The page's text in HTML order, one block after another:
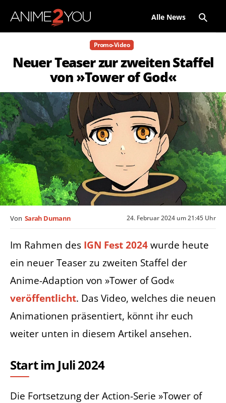
Alle News
Promo-Video
Neuer Teaser zur zweiten Staffel
von »Tower of God«
24. Februar 2024 um 21:45 Uhr
Von Sarah Dumann
Im Rahmen des IGN Fest 2024wurde heute
ein neuer Teaser zu zweiten Staffel der
Anime-Adaption von »Tower of God«
veröffentlicht. Das Video, welches die neuen
Animationen präsentiert, könnt ihr euch
weiter unten in diesem Artikel ansehen.
Start im Juli 2024
Die Fortsetzung der Action-Serie »Tower of